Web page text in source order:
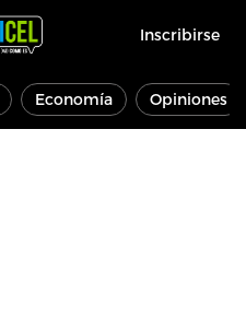
Inscribirse
Economía Opiniones